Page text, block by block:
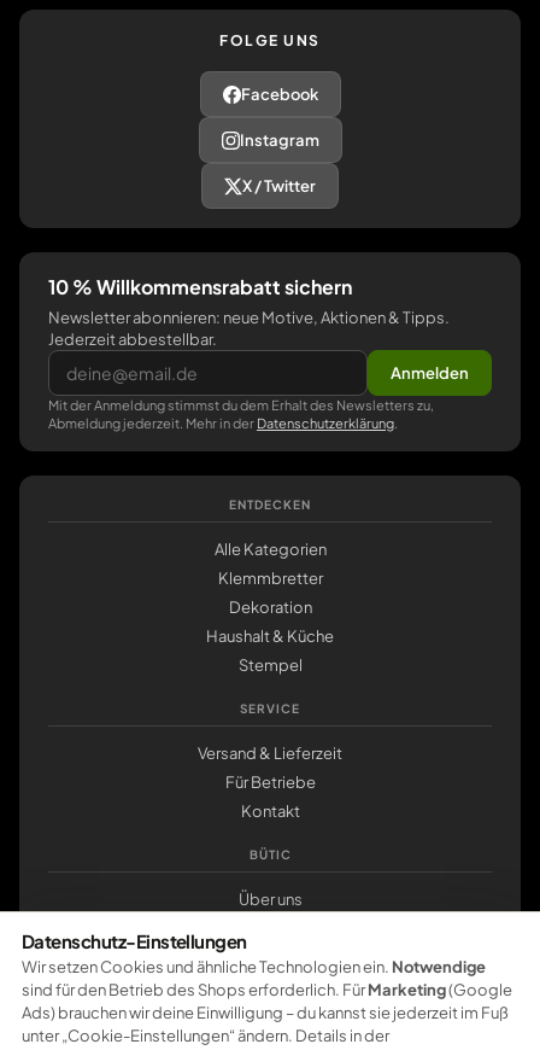
FOLGE UNS
Facebook
Instagram
X / Twitter
10 % Willkommensrabatt sichern
Newsletter abonnieren: neue Motive, Aktionen & Tipps.
Jederzeit abbestellbar.
Anmelden
Mit der Anmeldung stimmst du dem Erhalt des Newsletters zu,
Abmeldung jederzeit. Mehr in der Datenschutzerklärung
ENTDECKEN
Alle Kategorien
Klemmbretter
Dekoration
Haushalt & Küche
Stempel
SERVICE
Versand & Lieferzeit
Für Betriebe
Kontakt
BÜTIC
Über uns
klemmbrett.de
Pay Pal VISA mastercard amazonpay Google Pay
Datenschutz-Einstellungen
Wir setzen Cookies und ähnliche Technologien ein. Notwendige
sind für den Betrieb des Shops erforderlich. FürMarketing(Google
Ads) brauchen wir deine Einwilligung – du kannst sie jederzeit im Fuß
unter „Cookie-Einstellungen“ ändern. Details in der